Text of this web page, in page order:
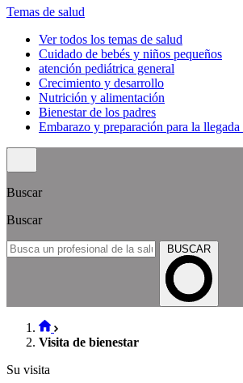
Temas de salud
Ver todos los temas de salud
Cuidado de bebés y niños pequeños
atención pediátrica general
Crecimiento y desarrollo
Nutrición y alimentación
Bienestar de los padres
Embarazo y preparación para la llegada
Buscar
Buscar
BUSCAR
Visita de bienestar
Su visita